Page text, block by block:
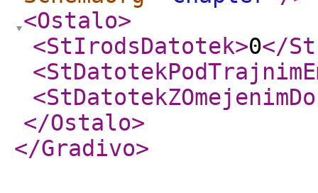
<Ostalo>
<StIrodsDatotek>0</
</Ostalo>
</Gradivo>